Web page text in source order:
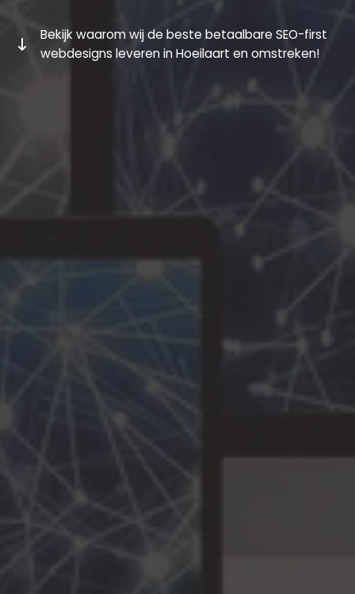
Bekijk waarom wij de beste betaalbare SEO-first
webdesigns leveren in Hoeilaart en omstreken!